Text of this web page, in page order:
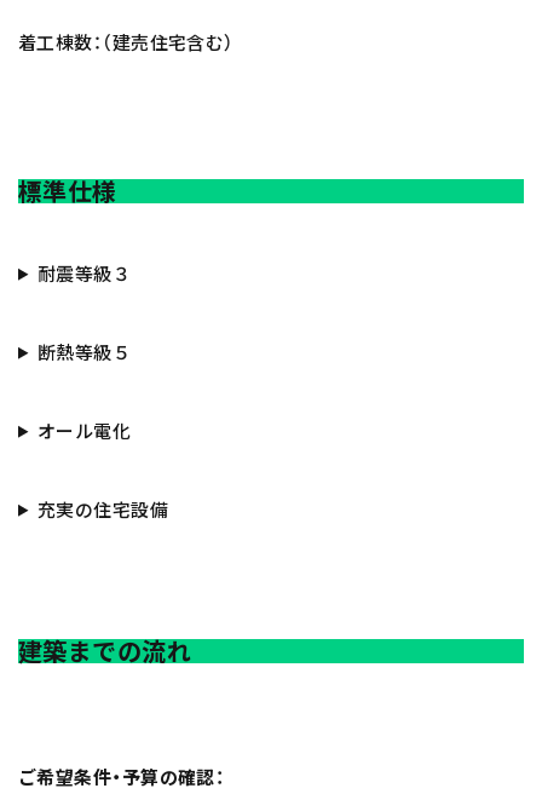
着工棟数：（建売住宅含む）
標準仕様
耐震等級３
断熱等級５
オール電化
充実の住宅設備
建築までの流れ
ご希望条件・予算の確認：